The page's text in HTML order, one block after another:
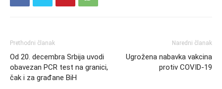
Prethodni članak
Od 20. decembra Srbija uvodi
obavezan PCR test na granici,
čak i za građane BiH
Naredni članak
Ugrožena nabavka vakcina
protiv COVID-19